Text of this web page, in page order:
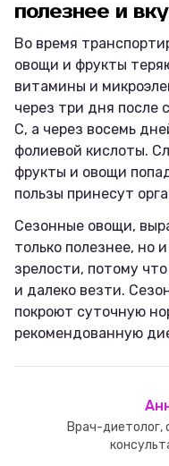
полезнее и
Во время
овощи и фрукты
витамины и
через три дня после
С, а через восемь
фолиевой кислоты.
фрукты и овощи
пользы принесут
Сезонные овощи,
только полезнее, но
зрелости, потому
и далеко везти.
покроют суточную
рекомендованную
Врач-диетолог,